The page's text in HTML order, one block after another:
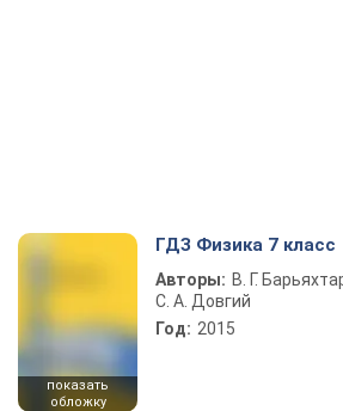
показать
обложку
ГДЗ Физика 7 класс
Авторы: В. Г.
С. А. Довгий
Год: 2015